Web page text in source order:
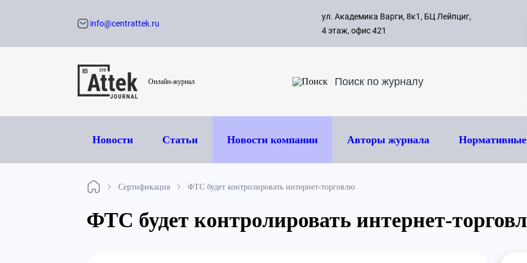
с 09:00
8 495
info@centrattek.ru
ул. Академика Варги, 8к1, БЦ Лейпциг,
4 этаж, офис 421
Онлайн-журнал
Новости Статьи Новости компании Авторы журнала
Сертификация ФТС будет контролировать интернет-торговлю
ФТС будет контролировать интернет-